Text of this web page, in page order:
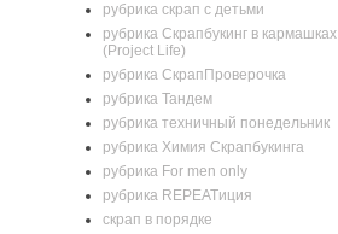
рубрика скрап с детьми
рубрика Скрапбукинг в кармашках
(Project Life)
рубрика СкрапПроверочка
рубрика Тандем
рубрика техничный понедельник
рубрика Химия Скрапбукинга
рубрика For men only
рубрика REPEATиция
скрап в порядке